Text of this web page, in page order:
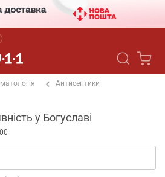
Антисептики
у Богуславі